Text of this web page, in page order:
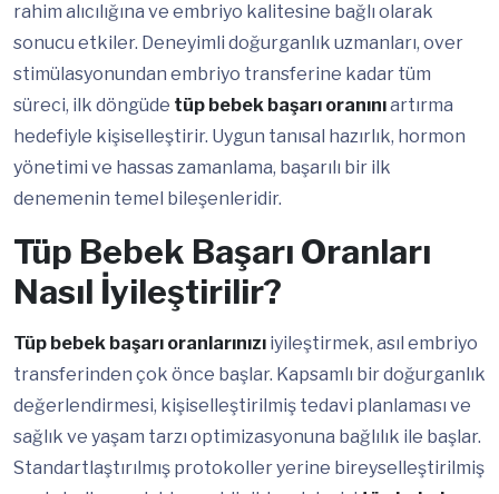
rahim alıcılığına ve embriyo kalitesine bağlı olarak
sonucu etkiler. Deneyimli doğurganlık uzmanları, over
stimülasyonundan embriyo transferine kadar tüm
süreci, ilk döngüde tüp bebek başarı oranınıartırma
hedefiyle kişiselleştirir. Uygun tanısal hazırlık, hormon
yönetimi ve hassas zamanlama, başarılı bir ilk
denemenin temel bileşenleridir.
Tüp Bebek Başarı Oranları
Nasıl İyileştirilir?
Tüp bebek başarı oranlarınızı iyileştirmek, asıl embriyo
transferinden çok önce başlar. Kapsamlı bir doğurganlık
değerlendirmesi, kişiselleştirilmiş tedavi planlaması ve
sağlık ve yaşam tarzı optimizasyonuna bağlılık ile başlar.
Standartlaştırılmış protokoller yerine bireyselleştirilmiş